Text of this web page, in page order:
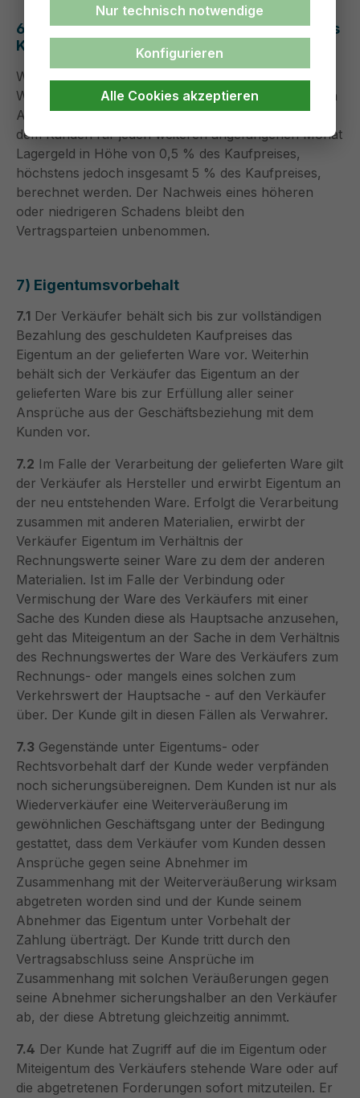
6) Verzögerung der Leistung auf Wunsch des
Kunden
Werden Versand oder Zustellung der Ware auf
Wunsch des Kunden um mehr als einen Monat nach
Anzeige der Versandbereitschaft verzögert, kann
dem Kunden für jeden weiteren angefangenen Monat
Lagergeld in Höhe von 0,5 % des Kaufpreises,
höchstens jedoch insgesamt 5 % des Kaufpreises,
berechnet werden. Der Nachweis eines höheren
oder niedrigeren Schadens bleibt den
Vertragsparteien unbenommen.
7) Eigentumsvorbehalt
7.1 Der Verkäufer behält sich bis zur vollständigen
Bezahlung des geschuldeten Kaufpreises das
Eigentum an der gelieferten Ware vor. Weiterhin
behält sich der Verkäufer das Eigentum an der
gelieferten Ware bis zur Erfüllung aller seiner
Ansprüche aus der Geschäftsbeziehung mit dem
Kunden vor.
7.2 Im Falle der Verarbeitung der gelieferten Ware gilt
der Verkäufer als Hersteller und erwirbt Eigentum an
der neu entstehenden Ware. Erfolgt die Verarbeitung
zusammen mit anderen Materialien, erwirbt der
Verkäufer Eigentum im Verhältnis der
Rechnungswerte seiner Ware zu dem der anderen
Materialien. Ist im Falle der Verbindung oder
Vermischung der Ware des Verkäufers mit einer
Sache des Kunden diese als Hauptsache anzusehen,
geht das Miteigentum an der Sache in dem Verhältnis
des Rechnungswertes der Ware des Verkäufers zum
Rechnungs- oder mangels eines solchen zum
Verkehrswert der Hauptsache - auf den Verkäufer
über. Der Kunde gilt in diesen Fällen als Verwahrer.
7.3 Gegenstände unter Eigentums- oder
Rechtsvorbehalt darf der Kunde weder verpfänden
noch sicherungsübereignen. Dem Kunden ist nur als
Wiederverkäufer eine Weiterveräußerung im
gewöhnlichen Geschäftsgang unter der Bedingung
gestattet, dass dem Verkäufer vom Kunden dessen
Ansprüche gegen seine Abnehmer im
Zusammenhang mit der Weiterveräußerung wirksam
abgetreten worden sind und der Kunde seinem
Abnehmer das Eigentum unter Vorbehalt der
Zahlung überträgt. Der Kunde tritt durch den
Vertragsabschluss seine Ansprüche im
Zusammenhang mit solchen Veräußerungen gegen
seine Abnehmer sicherungshalber an den Verkäufer
ab, der diese Abtretung gleichzeitig annimmt.
7.4 Der Kunde hat Zugriff auf die im Eigentum oder
Miteigentum des Verkäufers stehende Ware oder auf
die abgetretenen Forderungen sofort mitzuteilen. Er
Nur technisch notwendige
Konfigurieren
Alle Cookies akzeptieren